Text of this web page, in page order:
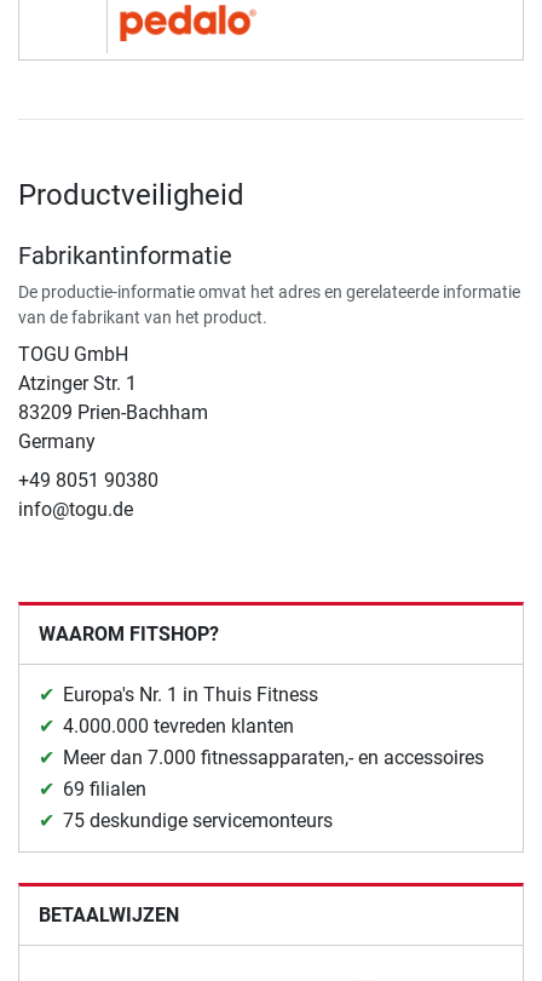
Productveiligheid
Fabrikantinformatie
De productie-informatie omvat het adres en gerelateerde informatie
van de fabrikant van het product.
TOGU GmbH
Atzinger Str. 1
83209 Prien-Bachham
Germany
+49 8051 90380
info@togu.de
WAAROM FITSHOP?
Europa's Nr. 1 in Thuis Fitness
4.000.000 tevreden klanten
Meer dan 7.000 fitnessapparaten,- en accessoires
69 filialen
75 deskundige servicemonteurs
BETAALWIJZEN